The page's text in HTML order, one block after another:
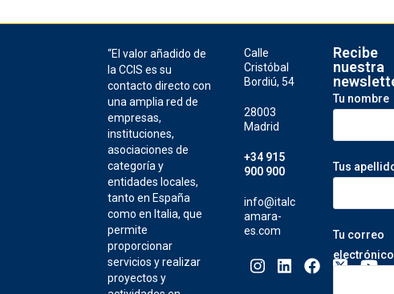
“El valor añadido de
la CCIS es su
contacto directo con
una amplia red de
empresas,
instituciones,
asociaciones de
categoría y
entidades locales,
tanto en España
como en Italia, que
permite
proporcionar
servicios y realizar
proyectos y
Calle
Cristóbal
Bordiú, 54
28003
Madrid
+34 915
900 900
info@italc
amara-
es.com
Recibe
nuestra
Tu nombre
Tus
Tu correo
electrónico